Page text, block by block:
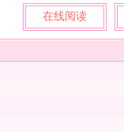
在线阅读